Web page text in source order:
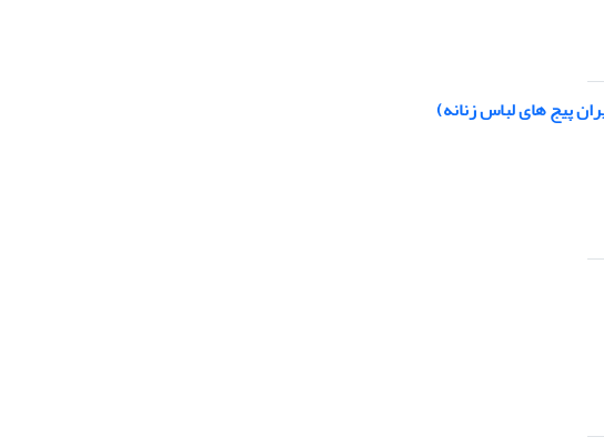
پیج های لباس زنانه)